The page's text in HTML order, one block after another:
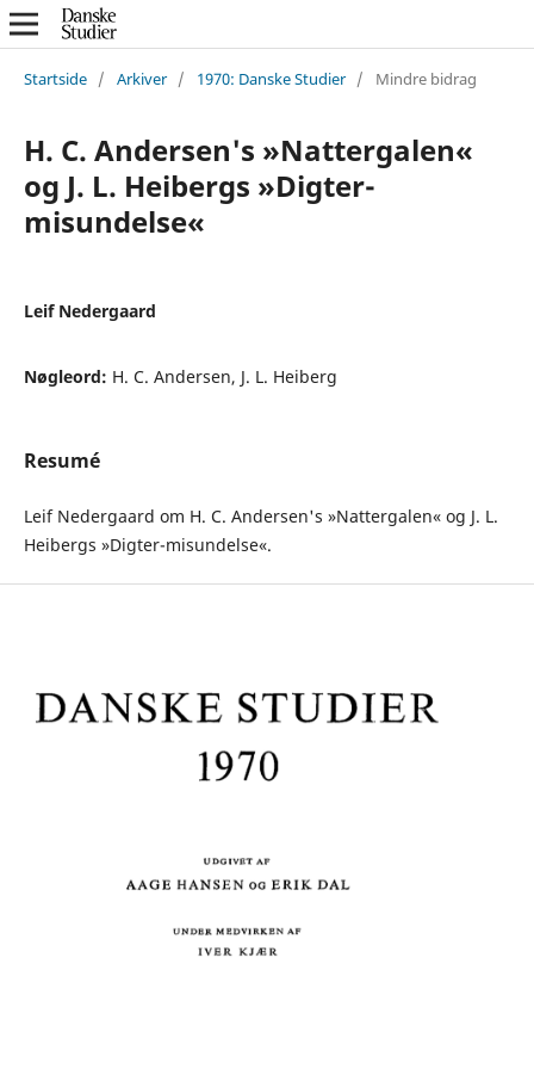
Startside / Arkiver / 1970: Danske Studier / Mindre bidrag
H. C. Andersen's »Nattergalen«
og J. L. Heibergs »Digter-
misundelse«
Leif Nedergaard
Nøgleord: H. C. Andersen, J. L. Heiberg
Resumé
Leif Nedergaard om H. C. Andersen's »Nattergalen« og J. L.
Heibergs »Digter-misundelse«.